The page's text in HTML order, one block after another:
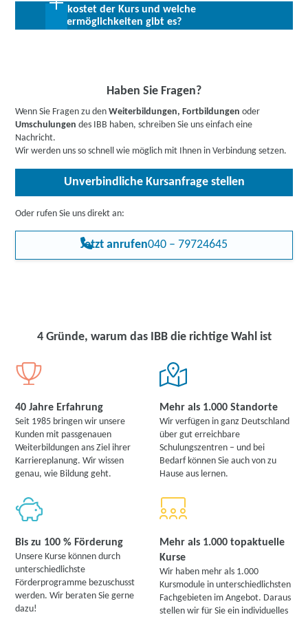
Mit dieser Fortbildung bestehen Beschäftigungsmöglichkeiten in
allen Bereichen der gewerblichen und industriellen Wirtschaft. Als
Was kostet der Kurs und welche
Fördermöglichkeiten gibt es?
hiergerne vorab über Förderprogramme,
Arbeitssuchende ,Berufstätige,Unternehmenoder
Rehabilitand:innen.
Haben Sie Fragen?
Wenn Sie Fragen zu denWeiterbildungen, Fortbildungen oder
Umschulungen des IBB haben, schreiben Sie uns einfach eine
Nachricht.
Wir werden uns so schnell wie möglich mit Ihnen in Verbindung setzen.
Unverbindliche Kursanfrage stellen
Oder rufen Sie uns direkt an:
Jetzt anrufen040 – 79724645
4 Gründe, warum das IBB die richtige Wahl ist
40 Jahre Erfahrung
Seit 1985 bringen wir unsere
Kunden mit passgenauen
Weiterbildungen ans Ziel ihrer
Karriereplanung. Wir wissen
genau, wie Bildung geht.
Mehr als 1.000 Standorte
Wir verfügen in ganz Deutschland
über gut erreichbare
Schulungszentren – und bei
Bedarf können Sie auch von zu
Hause aus lernen.
Bis zu 100 % Förderung
Unsere Kurse können durch
unterschiedlichste
Förderprogramme bezuschusst
werden. Wir beraten Sie gerne
dazu!
Mehr als 1.000 topaktuelle
Kurse
Wir haben mehr als 1.000
Kursmodule in unterschiedlichsten
Fachgebieten im Angebot. Daraus
stellen wir für Sie ein individuelles